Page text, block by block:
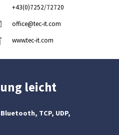
+43(0)7252/72720
office@tec-it.com
www.tec-it.com
leicht
TCP, UDP,